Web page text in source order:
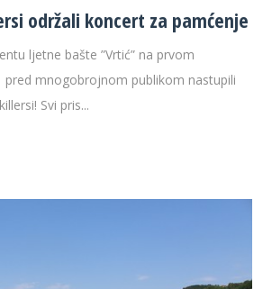
održali koncert za pamćenje
ljetne bašte ”Vrtić” na prvom
mnogobrojnom publikom nastupili
Svi pris...